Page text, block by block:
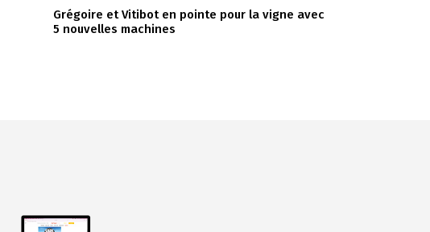
Grégoire et Vitibot en pointe pour la vigne avec
5 nouvelles machines